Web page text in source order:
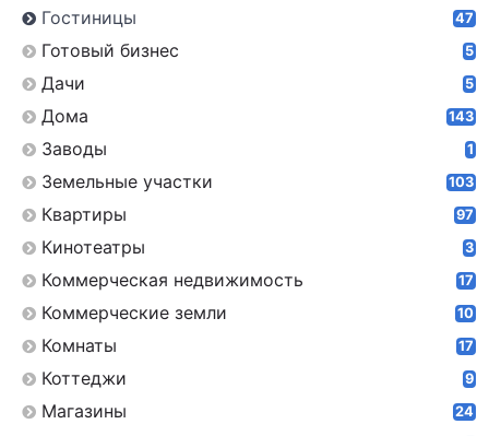
Гостиницы 47
Готовый бизнес 5
Дачи 5
Дома 143
Заводы 1
Земельные участки 103
Квартиры 97
Кинотеатры 3
Коммерческая недвижимость 17
Коммерческие земли 10
Комнаты 17
Коттеджи 9
Магазины 24